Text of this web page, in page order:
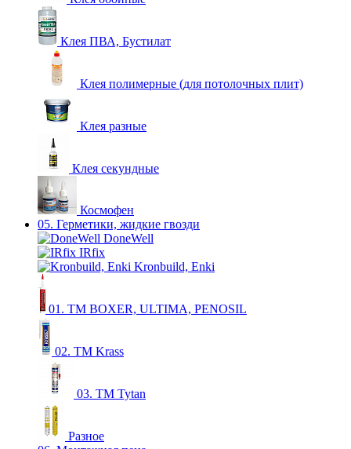
Клея ПВА, Бустилат
Клея полимерные (для потолочных плит)
Клея разные
Клея секундные
Космофен
05. Герметики, жидкие гвозди
DoneWell
IRfix
Kronbuild, Enki
01. ТМ BOXER, ULTIMA, PENOSIL
02. ТМ Krass
03. ТМ Tytan
Разное